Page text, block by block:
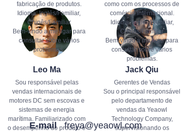
Leo Ma Jack Qiu
fabricação de produtos.
Idioma: Inglês/Familiar,
Chinês/Familiar
Bem-vindo a me ligar para
consultar sobre vários
problemas.
como com os processos de
comércio internacional.
Idioma: Inglês/Familiar,
Chinês/Familiar
Bem-vindo a me ligar para
consultar sobre vários
problemas.
Sou responsável pelas
vendas internacionais de
motores DC sem escovas e
sistemas de energia
marítima. Familiarizado com
o desempenho do produto e
Gerentes de Vendas
Sou o principal responsável
pelo departamento de
vendas da Yeaowl
Technology Company,
supervisionando os
E-mailfreya@yeaowl.com